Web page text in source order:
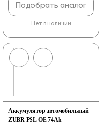
Подобрать аналог
Нет в наличии
Аккумулятор автомобильный
ZUBR PSL OE 74Ah